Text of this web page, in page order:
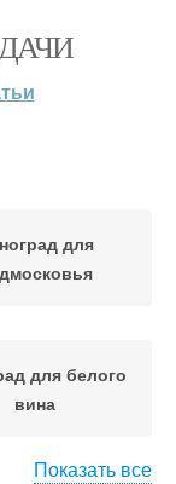
для
для белого
вина
Показать все